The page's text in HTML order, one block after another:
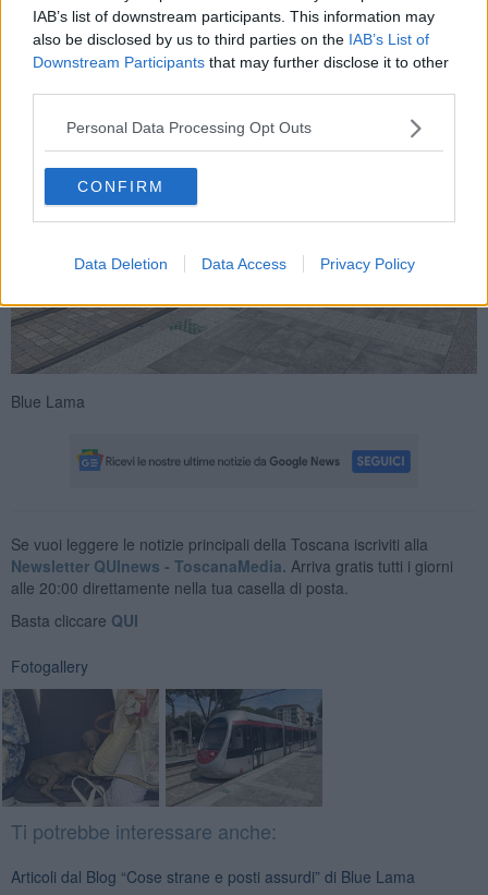
IAB’s list of downstream participants. This information may
also be disclosed by us to third parties on the IAB’s List of
Downstream Participants that may further disclose it to other
Personal Data Processing Opt Outs
CONFIRM
Data Deletion Data Access Privacy Policy
Blue Lama
Se vuoi leggere le notizie principali della Toscana iscriviti alla
Newsletter QUInews - ToscanaMedia. Arriva gratis tutti i giorni
alle 20:00 direttamente nella tua casella di posta.
Basta cliccare QUI
Fotogallery
Ti potrebbe interessare anche:
Articoli dal Blog “Cose strane e posti assurdi” di Blue Lama